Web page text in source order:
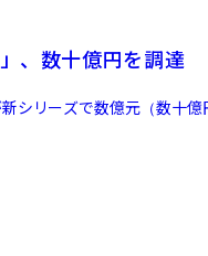
、数十億円を調達
シリーズで数億元（数十億